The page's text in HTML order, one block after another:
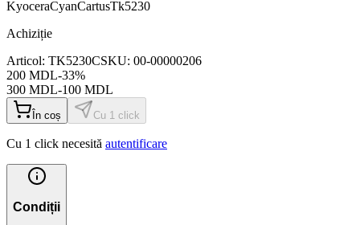
KyoceraCyanCartusTk5230
Achiziție
Articol: TK5230CSKU: 00-00000206
200 MDL-33%
300 MDL-100 MDL
În coș Cu 1 click
Cu 1 click necesită autentificare
Condiții